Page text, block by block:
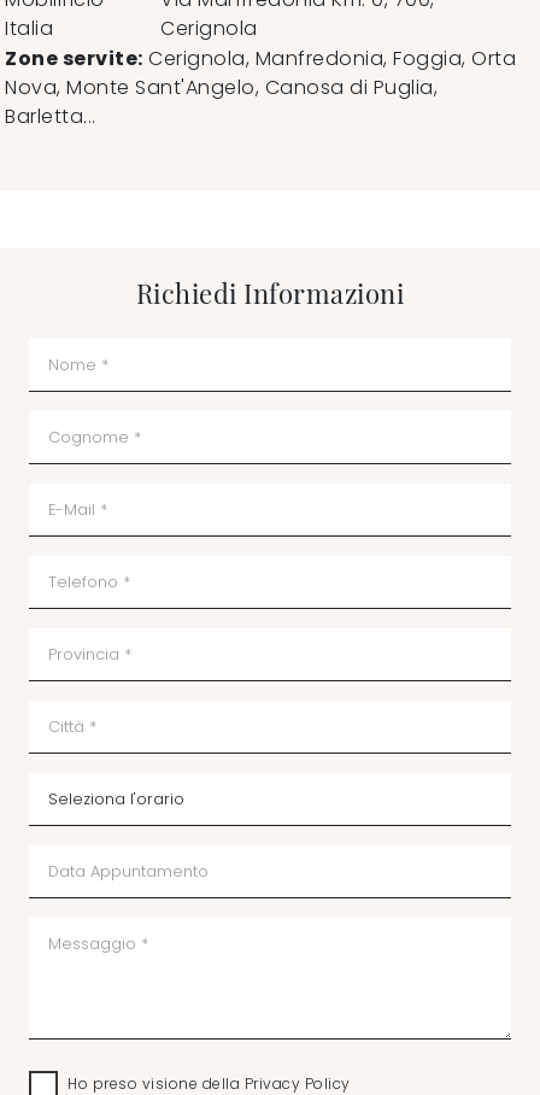
Italia
Cerignola
Zone servite: Cerignola, Manfredonia, Foggia, Orta
Nova, Monte Sant'Angelo, Canosa di Puglia,
Barletta...
Richiedi Informazioni
Ho preso visione della Privacy Policy